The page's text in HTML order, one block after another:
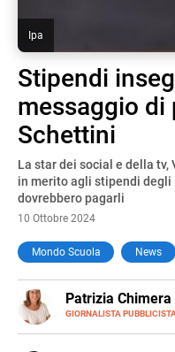
Ipa
Stipendi
messaggio di
Schettini
La star dei social e della tv,
in merito agli stipendi degli
dovrebbero pagarli
10 Ottobre 2024
Mondo Scuola News
Patrizia Chimera
GIORNALISTA
E-
MAIL
LINKEDIN